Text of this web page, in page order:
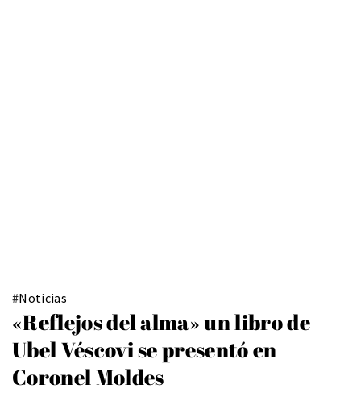
#Noticias
«Reflejos del alma» un libro de
Ubel Véscovi se presentó en
Coronel Moldes